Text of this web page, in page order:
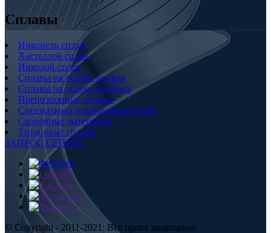
Сплавы
Инконель сплав
Хастеллой сплав
Инколой сплав
Сплавы на основе никеля
Сплавы на основе кобальта
Прецизионные сплавы
Специальная нержавеющая сталь
Сварочные материалы
Титановые сплавы
ЗАПРОС СЕЙЧАС
© Copyright - 2011-2021: Все права защищены.